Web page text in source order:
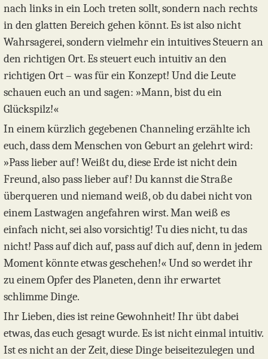
nach links in ein Loch treten sollt, sondern nach rechts
in den glatten Bereich gehen könnt. Es ist also nicht
Wahrsagerei, sondern vielmehr ein intuitives Steuern an
den richtigen Ort. Es steuert euch intuitiv an den
richtigen Ort – was für ein Konzept! Und die Leute
schauen euch an und sagen: »Mann, bist du ein
Glückspilz!«
In einem kürzlich gegebenen Channeling erzählte ich
euch, dass dem Menschen von Geburt an gelehrt wird:
»Pass lieber auf! Weißt du, diese Erde ist nicht dein
Freund, also pass lieber auf! Du kannst die Straße
überqueren und niemand weiß, ob du dabei nicht von
einem Lastwagen angefahren wirst. Man weiß es
einfach nicht, sei also vorsichtig! Tu dies nicht, tu das
nicht! Pass auf dich auf, pass auf dich auf, denn in jedem
Moment könnte etwas geschehen!« Und so werdet ihr
zu einem Opfer des Planeten, denn ihr erwartet
schlimme Dinge.
Ihr Lieben, dies ist reine Gewohnheit! Ihr übt dabei
etwas, das euch gesagt wurde. Es ist nicht einmal intuitiv.
Ist es nicht an der Zeit, diese Dinge beiseitezulegen und